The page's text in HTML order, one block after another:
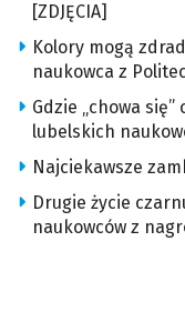
[ZDJĘCIA]
Kolory mogą
naukowca z
Gdzie „chowa
lubelskich
Najciekawsze
Drugie życie
naukowców z